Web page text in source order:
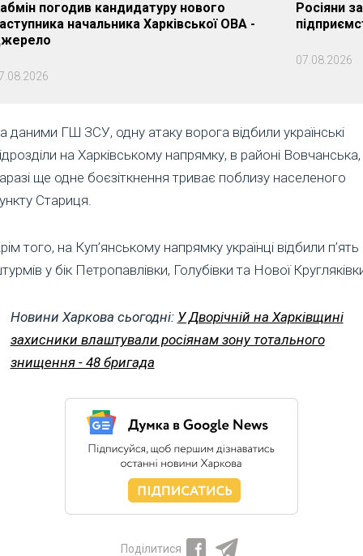
погодив кандидатуру нового
начальника Харківської ОВА -
Росіяни
07.08.2026
даними ГШ ЗСУ, одну атаку ворога відбили українські
на Харківському напрямку, в районі Вовчанська,
ще одне боєзіткнення триває поблизу населеного
Стариця.
того, на Куп’янському напрямку українці відбили п’ять
у бік Петропавлівки, Голубівки та Нової
Новини Харкова сьогодні: У Дворічній на Харківщині
захисники влаштували росіянам зону тотального
знищення - 48 бригада
Поділитися